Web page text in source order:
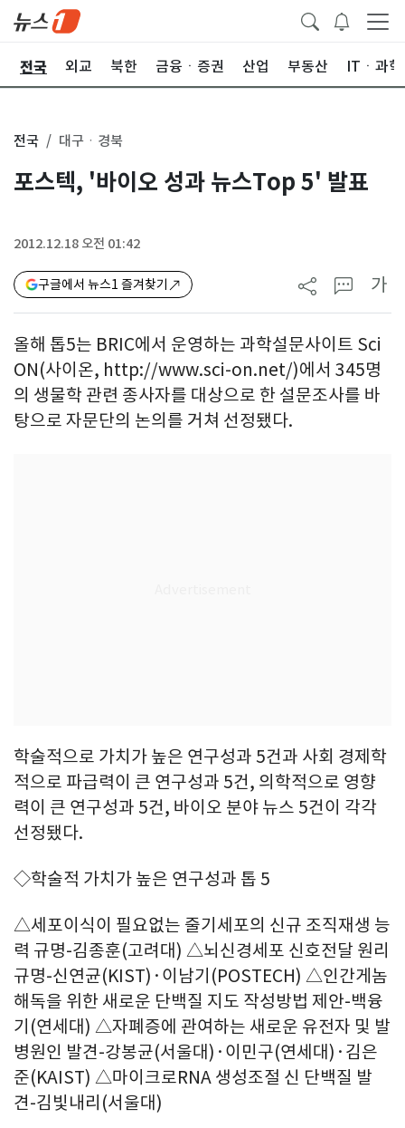
전국 외교 북한 금융ㆍ증권 산업 부동산 ITㆍ과학
전국 대구ㆍ경북
포스텍, '바이오 성과 뉴스Top 5' 발표
2012.12.18 오전 01:42
구글에서 뉴스1 즐겨찾기 가
올해 톱5는 BRIC에서 운영하는 과학설문사이트 Sci
ON(사이온, http://www.sci-on.net/)에서 345명
의 생물학 관련 종사자를 대상으로 한 설문조사를 바
탕으로 자문단의 논의를 거쳐 선정됐다.
학술적으로 가치가 높은 연구성과 5건과 사회 경제학
적으로 파급력이 큰 연구성과 5건, 의학적으로 영향
력이 큰 연구성과 5건, 바이오 분야 뉴스 5건이 각각
선정됐다.
◇학술적 가치가 높은 연구성과 톱 5
△세포이식이 필요없는 줄기세포의 신규 조직재생 능
력 규명-김종훈(고려대) △뇌신경세포 신호전달 원리
규명-신연균(KIST)·이남기(POSTECH) △인간게놈
해독을 위한 새로운 단백질 지도 작성방법 제안-백융
기(연세대) △자폐증에 관여하는 새로운 유전자 및 발
병원인 발견-강봉균(서울대)·이민구(연세대)·김은
준(KAIST) △마이크로RNA 생성조절 신 단백질 발
견-김빛내리(서울대)